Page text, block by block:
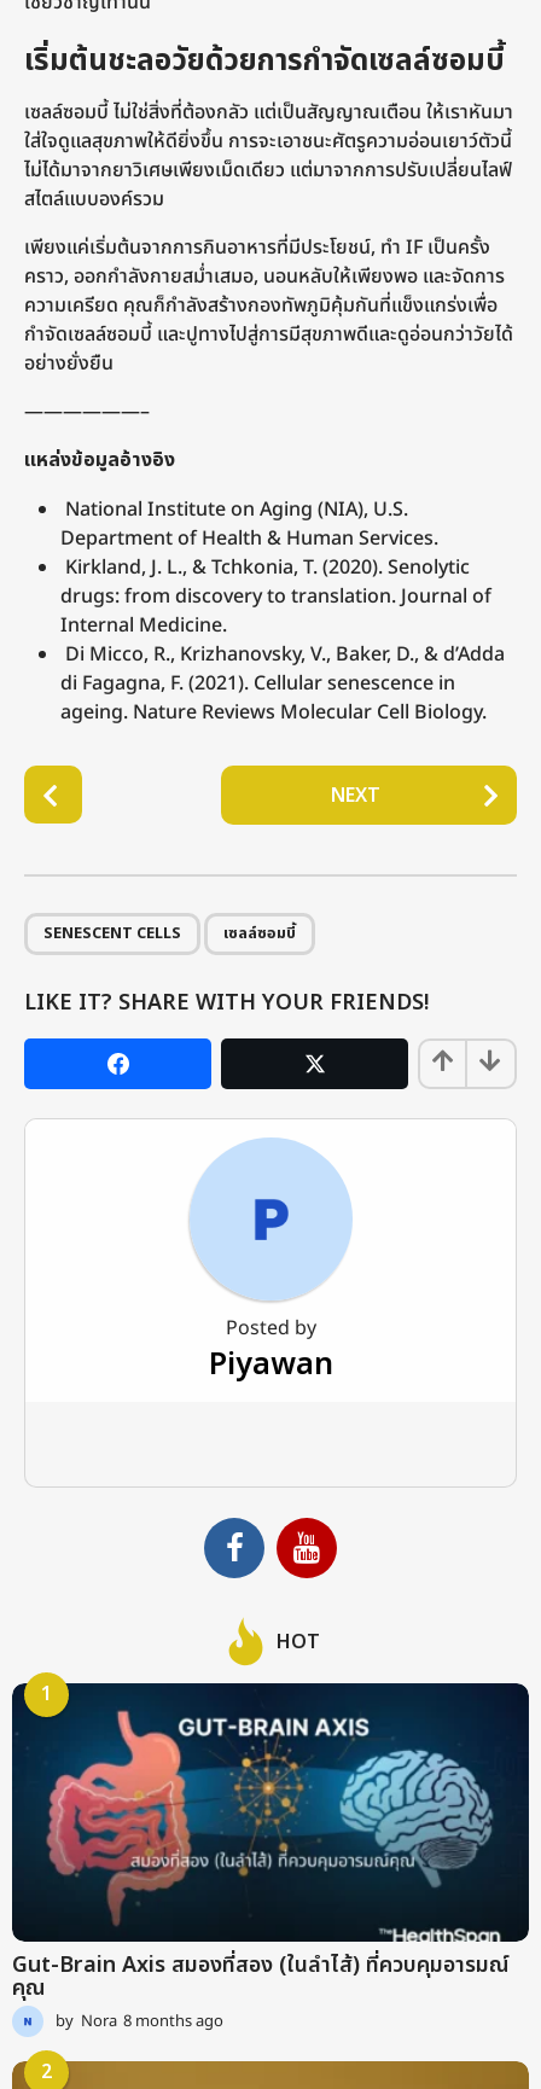
เริ่มต้นชะลอวัยด้วยการกำจัดเซลล์ซอมบี้
เซลล์ซอมบี้ ไม่ใช่สิ่งที่ต้องกลัว แต่เป็นสัญญาณเตือน ให้เราหันมา
ใส่ใจดูแลสุขภาพให้ดียิ่งขึ้น การจะเอาชนะศัตรูความอ่อนเยาว์ตัวนี้
ไม่ได้มาจากยาวิเศษเพียงเม็ดเดียว แต่มาจากการปรับเปลี่ยนไลฟ์
สไตล์แบบองค์รวม
เพียงแค่เริ่มต้นจากการกินอาหารที่มีประโยชน์, ทำ IF เป็นครั้ง
คราว, ออกกำลังกายสม่ำเสมอ, นอนหลับให้เพียงพอ และจัดการ
ความเครียด คุณก็กำลังสร้างกองทัพภูมิคุ้มกันที่แข็งแกร่งเพื่อ
กำจัดเซลล์ซอมบี้ และปูทางไปสู่การมีสุขภาพดีและดูอ่อนกว่าวัยได้
อย่างยั่งยืน
——————–
แหล่งข้อมูลอ้างอิง
National Institute on Aging (NIA), U.S.
Department of Health & Human Services.
Kirkland, J. L., & Tchkonia, T. (2020). Senolytic
drugs: from discovery to translation. Journal of
Internal Medicine.
Di Micco, R., Krizhanovsky, V., Baker, D., & d’Adda
di Fagagna, F. (2021). Cellular senescence in
ageing. Nature Reviews Molecular Cell Biology.
P
o
t
P
a
g
i
n
t
i
NEXT
SENESCENT CELLS , เซลล์ซอมบี้
LIKE IT? SHARE WITH YOUR FRIENDS!
Posted by
Piyawan
HOT
1
Gut-Brain Axis สมองที่สอง (ในลำไส้) ที่ควบคุมอารมณ์
คุณ
by Nora 8 months ago
o
2